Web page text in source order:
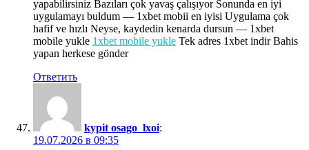
yapabilirsiniz Bazıları çok yavaş çalışıyor Sonunda en iyi
uygulamayı buldum — 1xbet mobii en iyisi Uygulama çok
hafif ve hızlı Neyse, kaydedin kenarda dursun — 1xbet
mobile yukle 1xbet mobile yukle Tek adres 1xbet indir Bahis
yapan herkese gönder
Ответить
kypit osago_lxoi:
19.07.2026 в 09:35